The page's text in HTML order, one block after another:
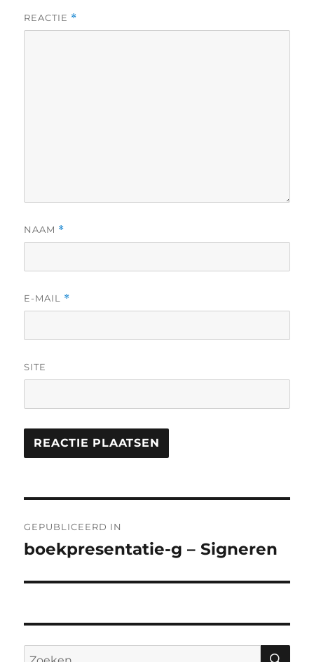
REACTIE *
NAAM *
E-MAIL *
SITE
navigatie
GEPUBLICEERD IN
boekpresentatie-g – Signeren
Zoeken